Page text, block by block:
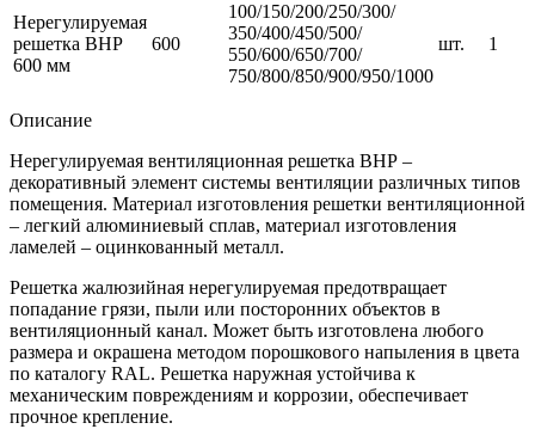
Нерегулируемая
решетка ВНР
600 мм
600
100/150/200/250/300/
350/400/450/500/
550/600/650/700/
750/800/850/900/950/1000
шт. 1
Описание
Нерегулируемая вентиляционная решетка ВНР –
декоративный элемент системы вентиляции различных типов
помещения. Материал изготовления решетки вентиляционной
– легкий алюминиевый сплав, материал изготовления
ламелей – оцинкованный металл.
Решетка жалюзийная нерегулируемая предотвращает
попадание грязи, пыли или посторонних объектов в
вентиляционный канал. Может быть изготовлена любого
размера и окрашена методом порошкового напыления в цвета
по каталогу RAL. Решетка наружная устойчива к
механическим повреждениям и коррозии, обеспечивает
прочное крепление.